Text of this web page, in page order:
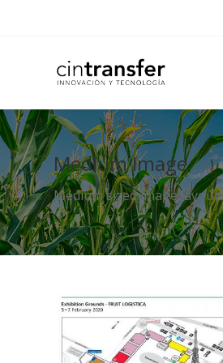
Medium Image
Medium sized image layout.